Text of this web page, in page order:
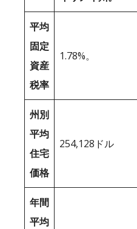
平均
固定
資産
税率
1.78%。
州別
平均
住宅
価格
254,128ドル
年間
平均